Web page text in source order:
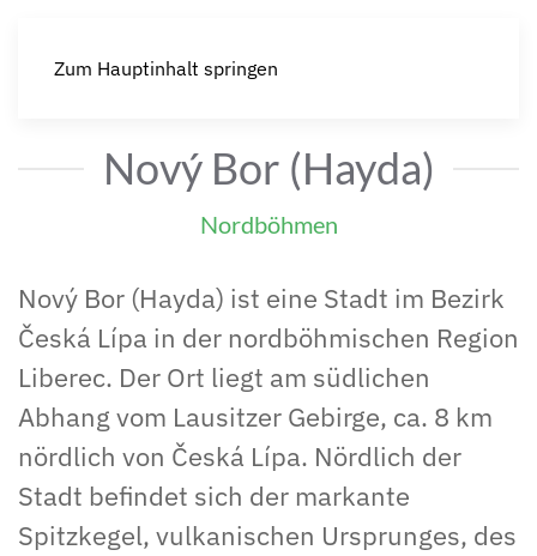
Zum Hauptinhalt springen
Nový Bor (Hayda)
Nordböhmen
Nový Bor (Hayda) ist eine Stadt im Bezirk
Česká Lípa in der nordböhmischen Region
Liberec. Der Ort liegt am südlichen
Abhang vom Lausitzer Gebirge, ca. 8 km
nördlich von Česká Lípa. Nördlich der
Stadt befindet sich der markante
Spitzkegel, vulkanischen Ursprunges, des